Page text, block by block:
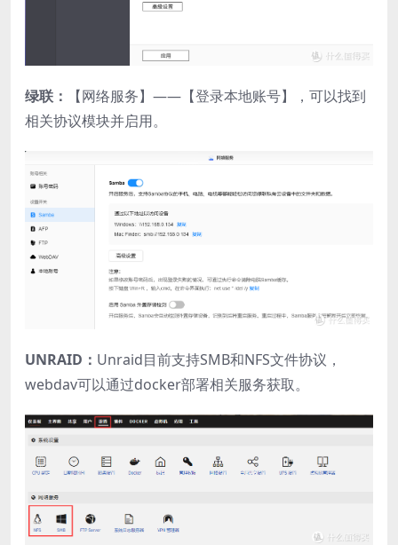
绿联：
【网络服务】——【登录本地账号】，可以找到
相关协议模块并启用。
UNRAID： Unraid目前支持SMB和NFS文件协议，
webdav可以通过docker部署相关服务获取。